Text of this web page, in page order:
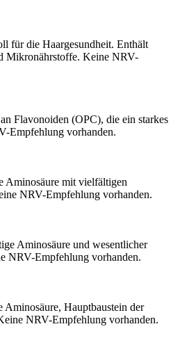
für die Haargesundheit. Enthält
Mikronährstoffe. Keine NRV-
Flavonoiden (OPC), die ein starkes
Empfehlung vorhanden.
mit vielfältigen
NRV-Empfehlung vorhanden.
Aminosäure und wesentlicher
NRV-Empfehlung vorhanden.
Hauptbaustein der
NRV-Empfehlung vorhanden.